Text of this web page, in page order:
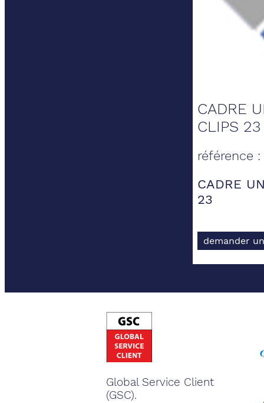
CADRE
CLIPS 23
référence :
CADRE
23
demander
Global Service Client
(GSC).